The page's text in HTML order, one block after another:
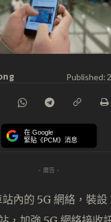
Published:
在 Google
緊貼《PCM》消息
- 廣告 -
內的 5G 網絡，裝設